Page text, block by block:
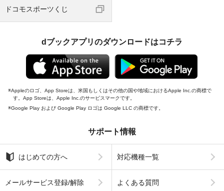
ドコモスポーツくじ
dブックアプリのダウンロードはコチラ
Appleのロゴ、App Storeは、米国もしくはその他の国や地域におけるApple Inc.の商標で
す。App Storeは、Apple Inc.のサービスマークです。
Google Play および Google Play ロゴは Google LLC の商標です。
サポート情報
はじめての方へ 対応機種一覧
メールサービス登録/解除 よくある質問